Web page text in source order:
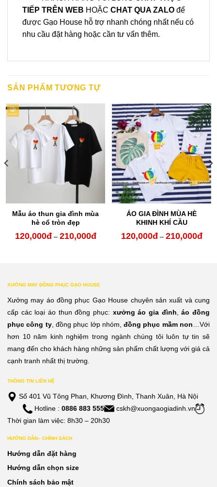
TIẾP TRÊN WEB HOẶC CHAT QUA ZALO để
được Gạo House hỗ trợ nhanh chóng nhất nếu có
nhu cầu đặt hàng hoặc cần tư vấn thêm.
SẢN PHẨM TƯƠNG TỰ
Mẫu áo thun gia đình mùa
hè cổ tròn đẹp
120,000đ – 210,000đKhoảng
210,000đ
ÁO GIA ĐÌNH MÙA HÈ
KHINH KHÍ CẦU
120,000đ – 210,000đ
XƯỞNG MAY ĐỒNG PHỤC GẠO HOUSE
Xưởng may áo đồng phục Gạo House chuyên sản xuất và cung
cấp các loại áo thun đồng phục: xưởng áo gia đình ,áo đồng
phục công ty, đồng phục lớp nhóm,đồng phục mầm non …Với
hơn 10 năm kinh nghiệm trong ngành chúng tôi luôn tự tin sẽ
mang đến cho khách hàng những sản phẩm chất lượng với giá cả
cạnh tranh nhất thị trường.
THÔNG TIN LIÊN HỆ
Số 401 Vũ Tông Phan, Khương Đình, Thanh Xuân, Hà Nội
Hotline : 0886 883 555
cskh@xuongaogiadinh.vn
Thời gian làm việc: 8h30 – 20h30
HƯỚNG DẪN– CHÍNH SÁCH
Hướng dẫn đặt hàng
Hướng dẫn chọn size
Chính sách bảo mật